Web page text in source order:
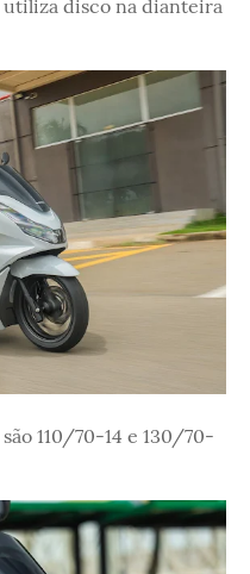
utiliza disco na dianteira
110/70-14 e 130/70-